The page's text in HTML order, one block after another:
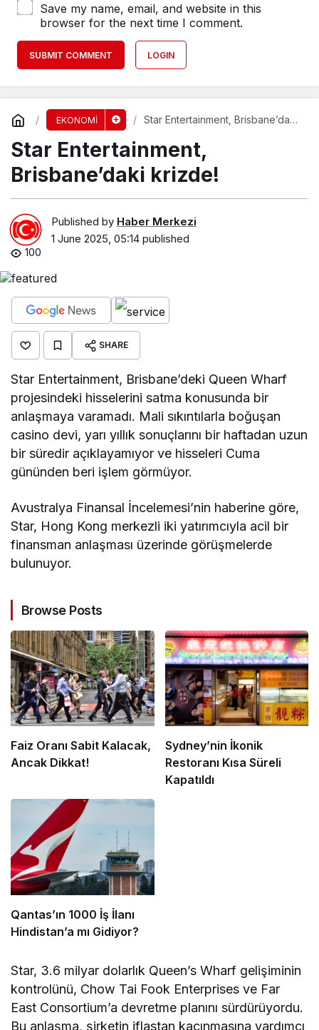
Save my name, email, and website in this
browser for the next time I comment.
SUBMIT COMMENT LOGIN
EKONOMİ
Star Entertainment, Brisbane’daki
Star Entertainment,
Brisbane’daki krizde!
Published by Haber Merkezi
1 June 2025, 05:14 published
100
SHARE
Star Entertainment, Brisbane’deki Queen Wharf
projesindeki hisselerini satma konusunda bir
anlaşmaya varamadı. Mali sıkıntılarla boğuşan
casino devi, yarı yıllık sonuçlarını bir haftadan uzun
bir süredir açıklayamıyor ve hisseleri Cuma
gününden beri işlem görmüyor.
Avustralya Finansal İncelemesi’nin haberine göre,
Star, Hong Kong merkezli iki yatırımcıyla acil bir
finansman anlaşması üzerinde görüşmelerde
bulunuyor.
Browse Posts
Faiz Oranı Sabit Kalacak,
Ancak Dikkat!
Sydney’nin İkonik
Restoranı Kısa Süreli
Kapatıldı
Qantas’ın 1000 İş İlanı
Hindistan’a mı Gidiyor?
Star, 3.6 milyar dolarlık Queen’s Wharf gelişiminin
kontrolünü, Chow Tai Fook Enterprises ve Far
East Consortium’a devretme planını sürdürüyordu.
Bu anlaşma, şirketin iflastan kaçınmasına yardımcı